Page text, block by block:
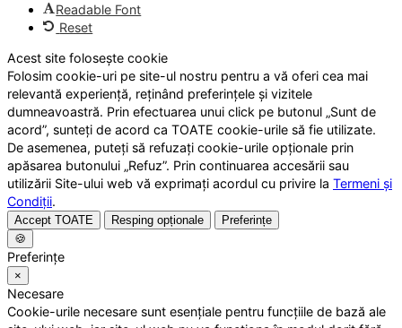
Readable Font
Reset
Acest site folosește cookie
Folosim cookie-uri pe site-ul nostru pentru a vă oferi cea mai
relevantă experiență, reținând preferințele și vizitele
dumneavoastră. Prin efectuarea unui click pe butonul „Sunt de
acord”, sunteți de acord ca TOATE cookie-urile să fie utilizate.
De asemenea, puteți să refuzați cookie-urile opționale prin
apăsarea butonului „Refuz”. Prin continuarea accesării sau
utilizării Site-ului web vă exprimați acordul cu privire la Termeni și
Condiții.
Accept TOATE Resping opționale
Preferințe
🍪
Preferințe
×
Necesare
Cookie-urile necesare sunt esențiale pentru funcțiile de bază ale